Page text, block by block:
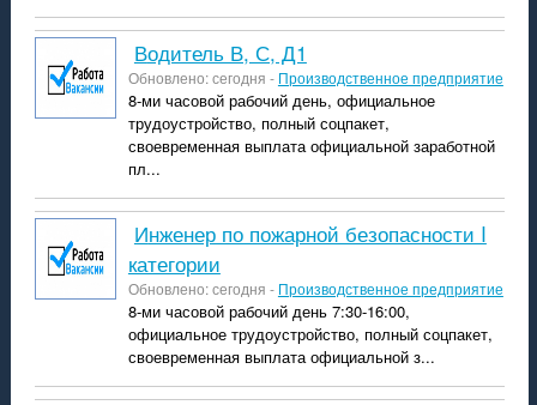
водитель В, С, Д1
Обновлено: сегодня - Производственное предприятие
8-ми часовой рабочий день, официальное
трудоустройство, полный соцпакет,
своевременная выплата официальной заработной
пл...
Инженер по пожарной безопасности I
категории
Обновлено: сегодня - Производственное предприятие
8-ми часовой рабочий день 7:30-16:00,
официальное трудоустройство, полный соцпакет,
своевременная выплата официальной з...